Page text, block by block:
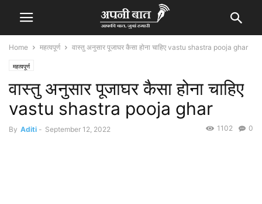
Home महत्वपूर्ण वास्तु अनुसार पूजाघर कैसा होना चाहिए vastu shastra pooja ghar
महत्वपूर्ण
वास्तु अनुसार पूजाघर कैसा होना चाहिए
vastu shastra pooja ghar
By Aditi - September 12, 2022 0
1102